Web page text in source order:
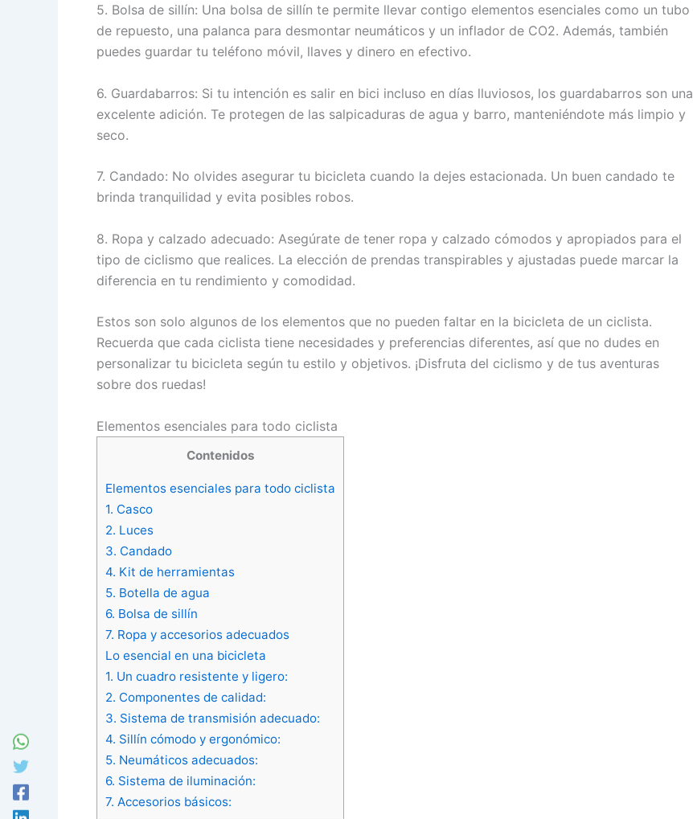
5. Bolsa de sillín: Una bolsa de sillín te permite llevar contigo elementos esenciales como un tubo
de repuesto, una palanca para desmontar neumáticos y un inflador de CO2. Además, también
puedes guardar tu teléfono móvil, llaves y dinero en efectivo.
6. Guardabarros: Si tu intención es salir en bici incluso en días lluviosos, los guardabarros son una
excelente adición. Te protegen de las salpicaduras de agua y barro, manteniéndote más limpio y
seco.
7. Candado: No olvides asegurar tu bicicleta cuando la dejes estacionada. Un buen candado te
brinda tranquilidad y evita posibles robos.
8. Ropa y calzado adecuado: Asegúrate de tener ropa y calzado cómodos y apropiados para el
tipo de ciclismo que realices. La elección de prendas transpirables y ajustadas puede marcar la
diferencia en tu rendimiento y comodidad.
Estos son solo algunos de los elementos que no pueden faltar en la bicicleta de un ciclista.
Recuerda que cada ciclista tiene necesidades y preferencias diferentes, así que no dudes en
personalizar tu bicicleta según tu estilo y objetivos. ¡Disfruta del ciclismo y de tus aventuras
sobre dos ruedas!
Elementos esenciales para todo ciclista
Contenidos
Elementos esenciales para todo ciclista
1. Casco
2. Luces
3. Candado
4. Kit de herramientas
5. Botella de agua
6. Bolsa de sillín
7. Ropa y accesorios adecuados
Lo esencial en una bicicleta
1. Un cuadro resistente y ligero:
2. Componentes de calidad:
3. Sistema de transmisión adecuado:
4. Sillín cómodo y ergonómico:
5. Neumáticos adecuados:
6. Sistema de iluminación:
7. Accesorios básicos: